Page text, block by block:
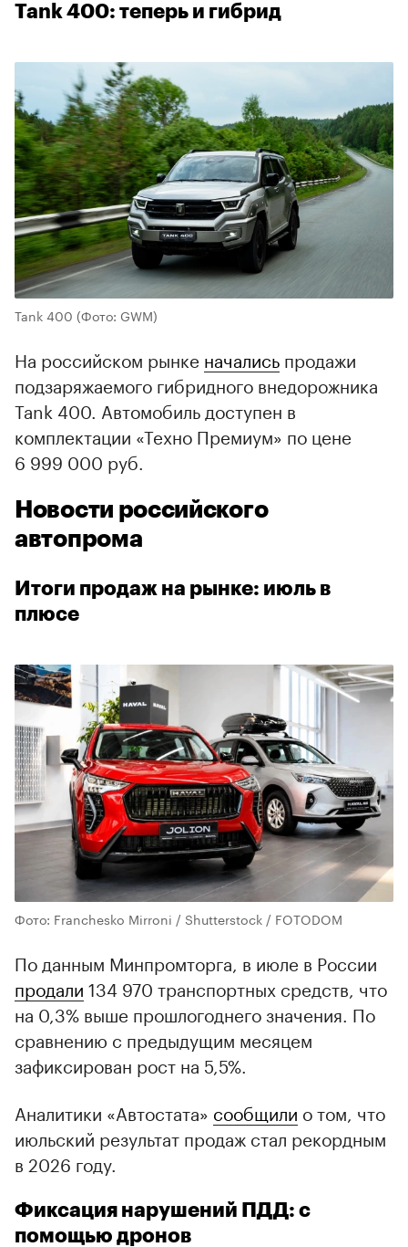
Tank 400: теперь и гибрид
Tank 400 (Фото: GWM)
На российском рынке начались продажи
подзаряжаемого гибридного внедорожника
Tank 400. Автомобиль доступен в
комплектации «Техно Премиум» по цене
6 999 000 руб.
Новости российского
автопрома
Итоги продаж на рынке: июль в
плюсе
Фото: Franchesko Mirroni / Shutterstock / FOTODOM
По данным Минпромторга, в июле в России
продали 134 970 транспортных средств, что
на 0,3% выше прошлогоднего значения. По
сравнению с предыдущим месяцем
зафиксирован рост на 5,5%.
Аналитики «Автостата» сообщили о том, что
июльский результат продаж стал рекордным
в 2026 году.
Фиксация нарушений ПДД: с
помощью дронов